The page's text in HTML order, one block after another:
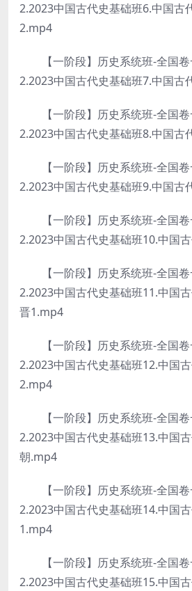
2.2023中国古代史基础班6.中国古
2.mp4
【一阶段】历史系统班-全国卷
2.2023中国古代史基础班7.中国古
【一阶段】历史系统班-全国卷
2.2023中国古代史基础班8.中国古
【一阶段】历史系统班-全国卷
2.2023中国古代史基础班9.中国古
【一阶段】历史系统班-全国卷
2.2023中国古代史基础班10.中国
【一阶段】历史系统班-全国卷
2.2023中国古代史基础班11.中国
晋1.mp4
【一阶段】历史系统班-全国卷
2.2023中国古代史基础班12.中国
2.mp4
【一阶段】历史系统班-全国卷
2.2023中国古代史基础班13.中国
朝.mp4
【一阶段】历史系统班-全国卷
2.2023中国古代史基础班14.中国
1.mp4
【一阶段】历史系统班-全国卷
2.2023中国古代史基础班15.中国